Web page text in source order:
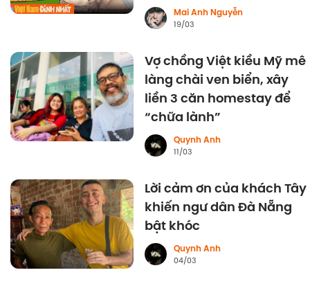
Mai Anh Nguyễn
19/03
Vợ chồng Việt kiều Mỹ mê
làng chài ven biển, xây
liền 3 căn homestay để
“chữa lành”
Quynh Anh
11/03
Lời cảm ơn của khách Tây
khiến ngư dân Đà Nẵng
bật khóc
Quynh Anh
04/03